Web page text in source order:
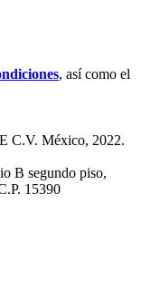
, así como el
C.V. México, 2022.
B segundo piso,
15390